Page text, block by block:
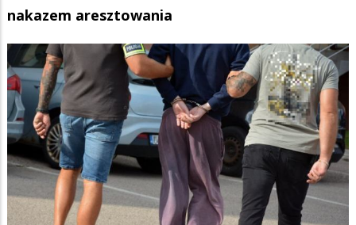
nakazem aresztowania